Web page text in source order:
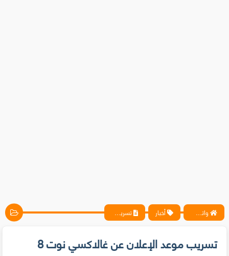
واتس آب ، فيسبوك ، أنترنت ، شروحات تقنية حصرية - المحترف أخبار تسريب موعد الإعلان عن غالاكسي نوت 8
تسريب موعد الإعلان عن غالاكسي نوت 8